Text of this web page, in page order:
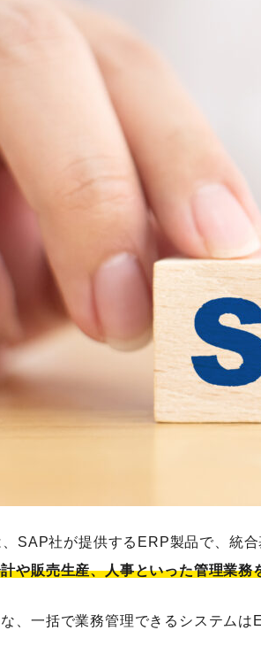
データを活用した業務体制が構築できる
的を明確にしよう
ぼう
要な機能を選ぼう
トールしよう
ータ設定をしよう
追加する場合はABAP開発をしよう
入する際の注意点
用に気をつけよう
が扱える人材を雇用・育成しよう
年問題とは？
SAP社が提供するERP製品で、統
や販売生産、人事といった管理業
、一括で業務管理できるシステムは